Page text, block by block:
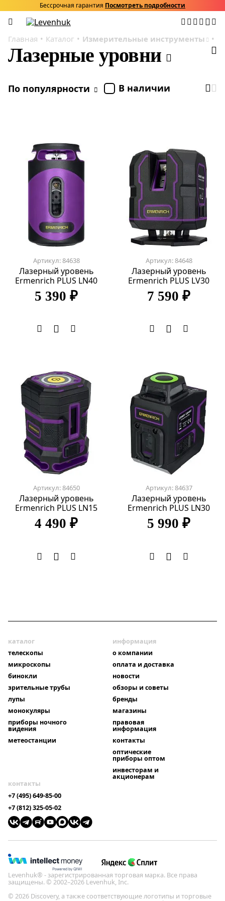
Бессрочная гарантия Посмотреть подробности
Главная Каталог Измерительные инструменты
Лазерные уровни
По популярности В наличии
Артикул: 84638
Лазерный уровень
Ermenrich PLUS LN40
5 390 ₽
Артикул: 84648
Лазерный уровень
Ermenrich PLUS LV30
7 590 ₽
Артикул: 84650
Лазерный уровень
Ermenrich PLUS LN15
4 490 ₽
Артикул: 84637
Лазерный уровень
Ermenrich PLUS LN30
5 990 ₽
каталог
телескопы
микроскопы
бинокли
зрительные трубы
лупы
монокуляры
приборы ночного
видения
метеостанции
информация
о компании
оплата и доставка
новости
обзоры и советы
бренды
магазины
правовая
информация
контакты
оптические
приборы оптом
инвесторам и
акционерам
контакты
+7 (495) 649-85-00
+7 (812) 325-05-02
Levenhuk® - зарегистрированная торговая марка. Все права
защищены. © 2002–2026 Levenhuk, Inc.
© 2026 Discovery, а также соответствующие логотипы и торговые